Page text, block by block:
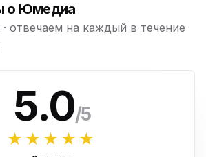
о Юмедиа
отвечаем на каждый в течение
5.0/5
★★★★★